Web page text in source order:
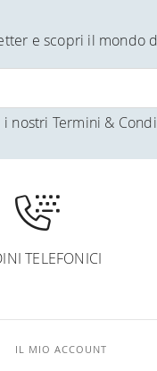
e scopri il mondo
i nostri Termini &
TELEFONICI
IL MIO ACCOUNT